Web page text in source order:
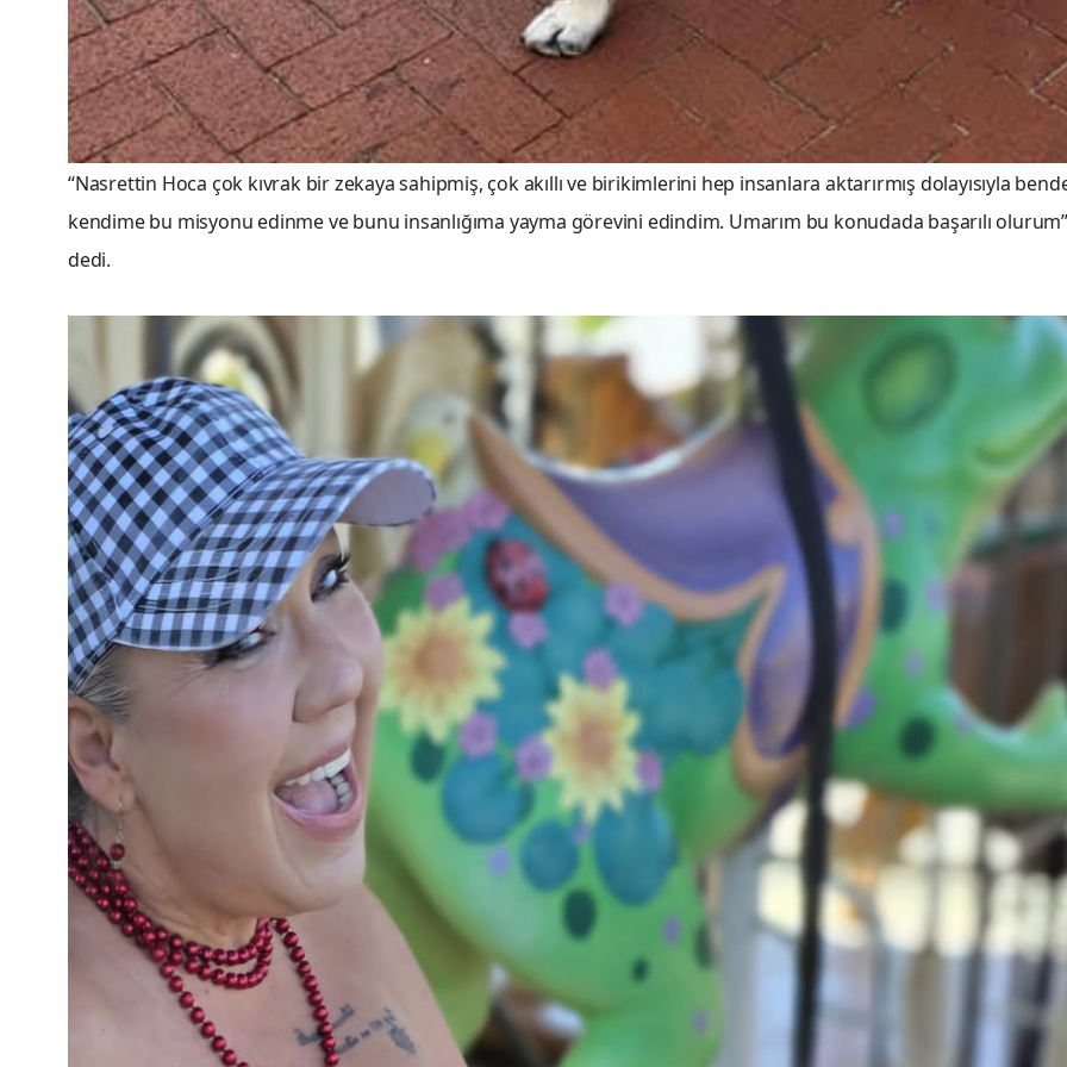
“Nasrettin Hoca çok kıvrak bir zekaya sahipmiş, çok akıllı ve birikimlerini hep insanlara aktarırmış dolayısıyla
kendime bu misyonu edinme ve bunu insanlığıma yayma görevini edindim. Umarım bu konudada başarılı olurum”
dedi.